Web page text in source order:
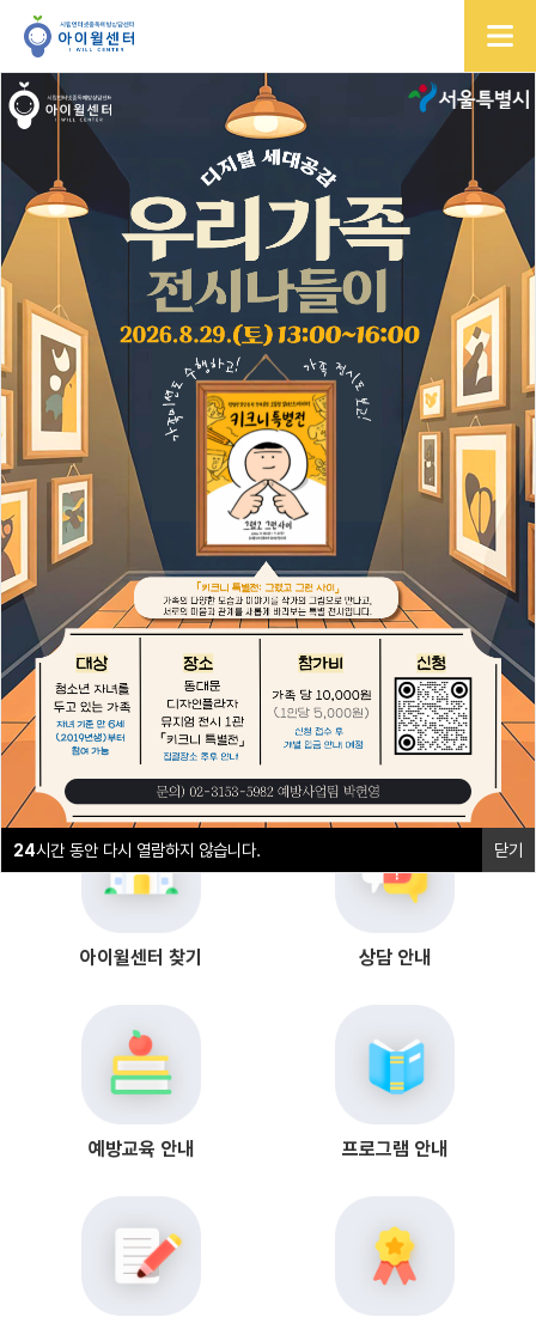
24시간 동안 다시 열람하지 않습니다. 닫기
24시간 동안 다시 열람하지 않습니다. 닫기
1 2
아이윌센터 찾기 상담 안내
예방교육 안내 프로그램 안내